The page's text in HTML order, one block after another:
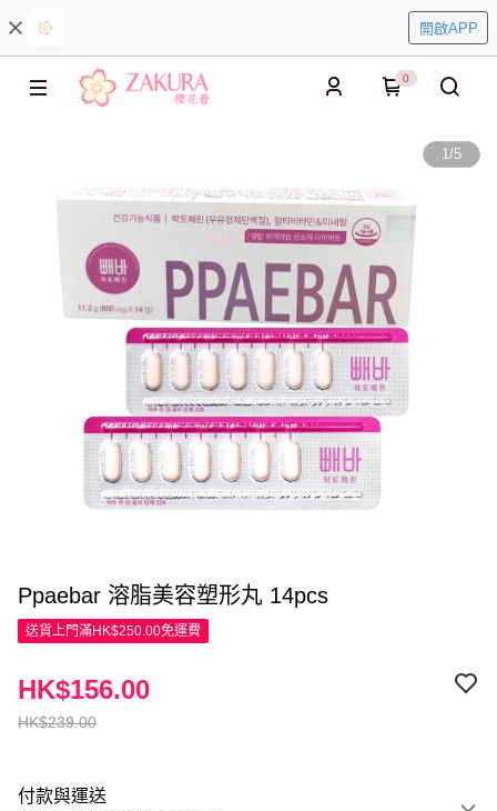
開啟APP
0
1/5
Ppaebar 溶脂美容塑形丸 14pcs
送貨上門滿HK$250.00免運費
HK$239.00
HK$156.00
付款與運送